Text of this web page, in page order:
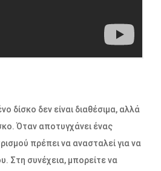
δίσκο δεν είναι διαθέσιμα, αλλά
Όταν αποτυγχάνει ένας
πρέπει να ανασταλεί για να
Στη συνέχεια, μπορείτε να